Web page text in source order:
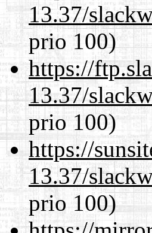
13.37/
prio 100)
https://
13.37/
prio 100)
https://
13.37/
prio 100)